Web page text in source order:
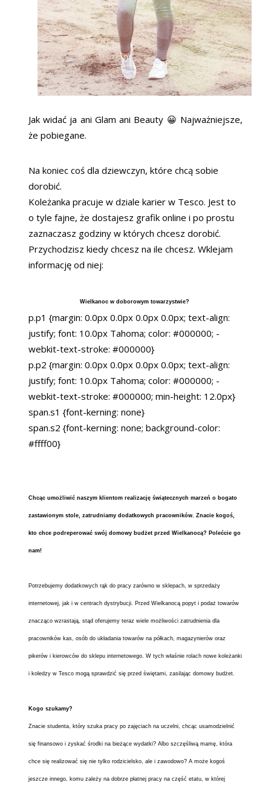
Jak widać ja ani Glam ani Beauty 😀 Najważniejsze,
że pobiegane.
Na koniec coś dla dziewczyn, które chcą sobie
dorobić.
Koleżanka pracuje w dziale karier w Tesco. Jest to
o tyle fajne, że dostajesz grafik online i po prostu
zaznaczasz godziny w których chcesz dorobić.
Przychodzisz kiedy chcesz na ile chcesz. Wklejam
informację od niej:
Wielkanoc w doborowym towarzystwie?
p.p1 {margin: 0.0px 0.0px 0.0px 0.0px; text-align:
justify; font: 10.0px Tahoma; color: #000000; -
webkit-text-stroke: #000000}
p.p2 {margin: 0.0px 0.0px 0.0px 0.0px; text-align:
justify; font: 10.0px Tahoma; color: #000000; -
webkit-text-stroke: #000000; min-height: 12.0px}
span.s1 {font-kerning: none}
span.s2 {font-kerning: none; background-color:
#ffff00}
Chcąc umożliwić naszym klientom realizację świątecznych marzeń o bogato
zastawionym stole, zatrudniamy dodatkowych pracowników. Znacie kogoś,
kto chce podreperować swój domowy budżet przed Wielkanocą? Polećcie go
nam!
Potrzebujemy dodatkowych rąk do pracy zarówno w sklepach, w sprzedaży
internetowej, jak i w centrach dystrybucji. Przed Wielkanocą popyt i podaż towarów
znacząco wzrastają, stąd oferujemy teraz wiele możliwości zatrudnienia dla
pracowników kas, osób do układania towarów na półkach, magazynierów oraz
pikerów i kierowców do sklepu internetowego. W tych właśnie rolach nowe koleżanki
i koledzy w Tesco mogą sprawdzić się przed świętami, zasilając domowy budżet.
Kogo szukamy?
Znacie studenta, który szuka pracy po zajęciach na uczelni, chcąc usamodzielnić
się finansowo i zyskać środki na bieżące wydatki? Albo szczęśliwą mamę, która
chce się realizować się nie tylko rodzicielsko, ale i zawodowo? A może kogoś
jeszcze innego, komu zależy na dobrze płatnej pracy na część etatu, w której